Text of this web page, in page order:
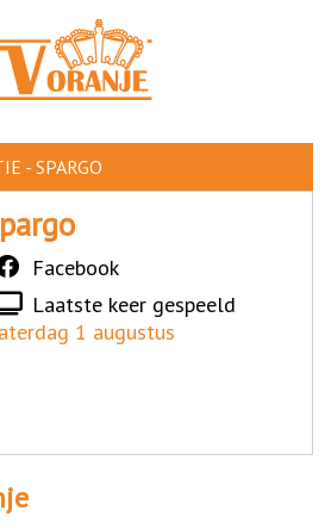
- SPARGO
Facebook
Laatste keer gespeeld
1 augustus